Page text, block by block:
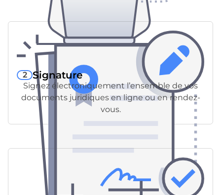
2 Signature
Signez électroniquement l’ensemble de vos
documents juridiques en ligne ou en rendez-
vous.